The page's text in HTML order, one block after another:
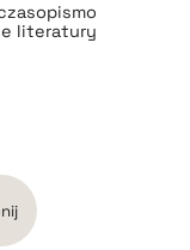
literatury